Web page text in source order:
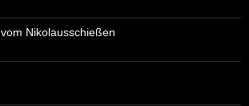
Nikolausschießen